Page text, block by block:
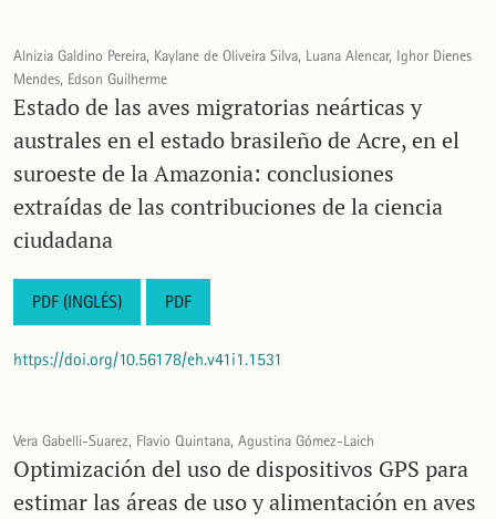
Alnizia Galdino Pereira, Kaylane de Oliveira Silva, Luana Alencar, Ighor Dienes
Mendes, Edson Guilherme
Estado de las aves migratorias neárticas y
australes en el estado brasileño de Acre, en el
suroeste de la Amazonia: conclusiones
extraídas de las contribuciones de la ciencia
ciudadana
PDF (INGLÉS) PDF
https://doi.org/10.56178/eh.v41i1.1531
Vera Gabelli-Suarez, Flavio Quintana, Agustina Gómez-Laich
Optimización del uso de dispositivos GPS para
estimar las áreas de uso y alimentación en aves